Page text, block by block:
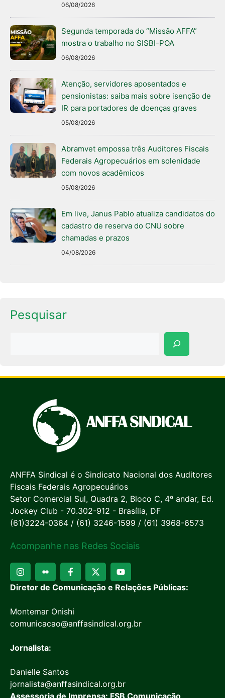
06/08/2026
Segunda temporada do “Missão AFFA”
mostra o trabalho no SISBI-POA
06/08/2026
Atenção, servidores aposentados e
pensionistas: saiba mais sobre isenção de
IR para portadores de doenças graves
05/08/2026
Abramvet empossa três Auditores Fiscais
Federais Agropecuários em solenidade
com novos acadêmicos
05/08/2026
Em live, Janus Pablo atualiza candidatos do
cadastro de reserva do CNU sobre
chamadas e prazos
04/08/2026
Pesquisar
ANFFA Sindical é o Sindicato Nacional dos Auditores
Fiscais Federais Agropecuários
Setor Comercial Sul, Quadra 2, Bloco C, 4º andar, Ed.
Jockey Club - 70.302-912 - Brasília, DF
(61)3224-0364 / (61) 3246-1599 / (61) 3968-6573
Acompanhe nas Redes Sociais
Diretor de Comunicação e Relações Públicas:
Montemar Onishi
comunicacao@anffasindical.org.br
Jornalista:
Danielle Santos
jornalista@anffasindical.org.br
Assessoria de Imprensa: FSB Comunicação